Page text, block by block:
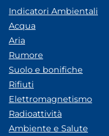
Indicatori Ambientali
Acqua
Aria
Rumore
Suolo e bonifiche
Rifiuti
Elettromagnetismo
Radioattività
Ambiente e Salute